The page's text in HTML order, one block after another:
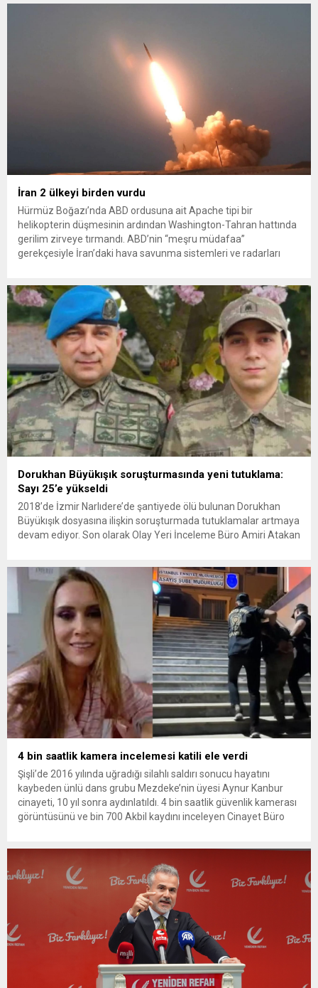
İran 2 ülkeyi birden vurdu
Hürmüz Boğazı’nda ABD ordusuna ait Apache tipi bir
helikopterin düşmesinin ardından Washington-Tahran hattında
gerilim zirveye tırmandı. ABD’nin “meşru müdafaa”
gerekçesiyle İran’daki hava savunma sistemleri ve radarları
yeni bir ABD saldırısına anında yanıt verileceğini duyurdu....
Dorukhan Büyükışık soruşturmasında yeni tutuklama:
Sayı 25’e yükseldi
2018’de İzmir Narlıdere’de şantiyede ölü bulunan Dorukhan
Büyükışık dosyasına ilişkin soruşturmada tutuklamalar artmaya
devam ediyor. Son olarak Olay Yeri İnceleme Büro Amiri Atakan
bulunan Dorukhan Büyükışık’a ilişkin yeniden açılan
soruşturmada tutuklamalar genişliyor. Son olarak dönemin...
4 bin saatlik kamera incelemesi katili ele verdi
Şişli’de 2016 yılında uğradığı silahlı saldırı sonucu hayatını
kaybeden ünlü dans grubu Mezdeke’nin üyesi Aynur Kanbur
cinayeti, 10 yıl sonra aydınlatıldı. 4 bin saatlik güvenlik kamerası
görüntüsünü ve bin 700 Akbil kaydını inceleyen Cinayet Büro